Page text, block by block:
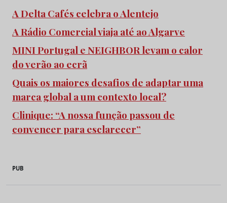
A Delta Cafés celebra o Alentejo
A Rádio Comercial viaja até ao Algarve
MINI Portugal e NEIGHBOR levam o calor
do verão ao ecrã
Quais os maiores desafios de adaptar uma
marca global a um contexto local?
Clinique: “A nossa função passou de
convencer para esclarecer”
PUB